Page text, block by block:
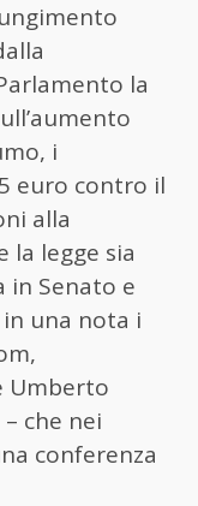
la
i
euro contro il
alla
la legge sia
in Senato e
in una nota i
Umberto
che nei
conferenza